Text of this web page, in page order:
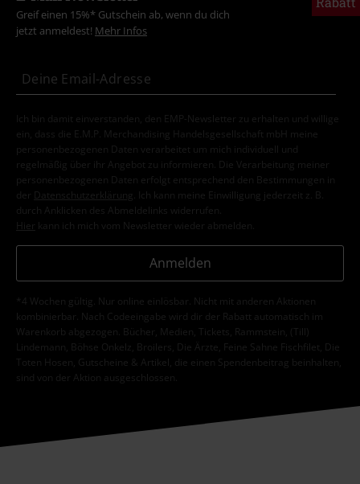
Greif einen 15%* Gutschein ab, wenn du dich
jetzt anmeldest! Mehr Infos
Ich bin damit einverstanden, den EMP-Newsletter zu erhalten und willige
ein, dass die E.M.P. Merchandising Handelsgesellschaft mbH meine
personenbezogenen Daten verarbeitet um mich individuell und
regelmäßig über ihr Angebot zu informieren. Die Verarbeitung meiner
personenbezogenen Daten erfolgt entsprechend den Bestimmungen in
der
Datenschutzerklärung
. Ich kann meine Einwilligung jederzeit z. B.
durch Anklicken des Abmeldelinks widerrufen.
Hier kann ich mich vom Newsletter wieder abmelden.
Anmelden
*4 Wochen gültig. Nur online einlösbar. Nicht mit anderen Aktionen
kombinierbar. Nach Codeeingabe wird dir der Rabatt automatisch im
Warenkorb abgezogen. Bücher, Medien, Tickets, Rammstein, (Till)
Lindemann, Böhse Onkelz, Broilers, Die Ärzte, Feine Sahne Fischfilet, Die
Toten Hosen, Gutscheine & Artikel, die einen Spendenbeitrag beinhalten,
sind von der Aktion ausgeschlossen.